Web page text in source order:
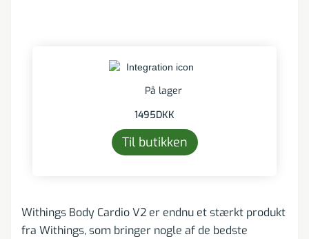
På lager
1495DKK
Til butikken
Withings Body Cardio V2 er endnu et stærkt produkt
fra Withings, som bringer nogle af de bedste